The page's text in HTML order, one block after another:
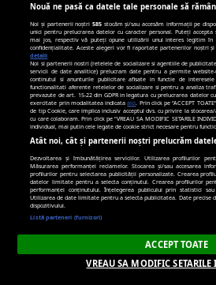
389
uid
Terț
179
Gdynp, Gtest,
cookie-deprecation
Nouă ne pasă ca datele tale personale să
Noi și partenerii noștri585 stocăm și/sau accesăm informații pe
unici pentru prelucrarea datelor cu caracter personal. Puteți accepta
mai jos, respectiv vă puteți opune utilizării unui interes legitim în
confidențialitate. Aceste alegeri vor fi raportate partenerilor noștri și
detalii
Noi si partenerii nostri (retelele de socializare si agentiile de
servicii de date analitice) prelucram date pentru a permite website-
continutul si anunturile publicitare afisate in functie de
functionalitati aferente retelelor de socializare si pentru a analiza
prevazute de art. 15-22 din GDPR in legatura cu prelucrarea datelor
exercitate prin modalitatea indicataaici . Prin click pe “ACCEPT
de tip Cookie, care implica inclusiv acceptul dvs. cu privire la
cu care colaboram. Prin click pe “VREAU SA MODIFIC SETARILE
individual, mai putin cele legate de cookie strict necesare pentru
Atât noi, cât și partenerii noștri prelucrăm
Dezvoltarea și îmbunătățirea serviciilor. Utilizarea profilurilor
Măsurarea performanței reclamelor. Stocarea și/sau accesarea
profilurilor pentru selectarea publicității personalizate. Crearea
datelor limitate pentru a selecta conținutul. Crearea profilurilor
performanței conținutului. Înțelegerea publicului prin statistici
Utilizarea de date limitate pentru a selecta publicitatea. Date precise
dispozitivului.
Listă parteneri (furnizori)
ACCEPT TOATE
VREAU SA MODIFIC